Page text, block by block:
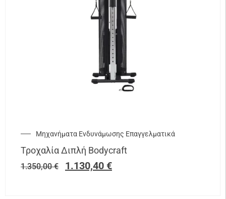
Μηχανήματα Ενδυνάμωσης Επαγγελματικά
Τροχαλία Διπλή Bodycraft
1.350,00€ 1.130,40 €